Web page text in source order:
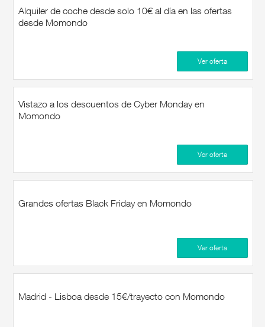
Alquiler de coche desde solo 10€ al día en las ofertas
desde Momondo
Ver oferta
Vistazo a los descuentos de Cyber Monday en
Momondo
Ver oferta
Grandes ofertas Black Friday en Momondo
Ver oferta
Madrid - Lisboa desde 15€/trayecto con Momondo